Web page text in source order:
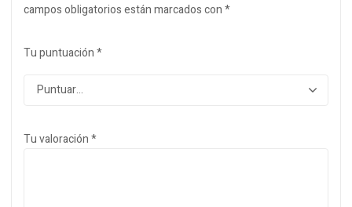
campos obligatorios están marcados con*
Tu puntuación*
Tu valoración*